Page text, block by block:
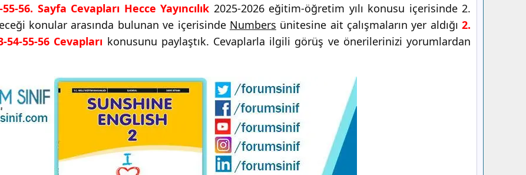
56. Sayfa Cevapları Hecce Yayıncılık 2025-2026 eğitim-öğretim yılı konusu içerisinde 2.
konular arasında bulunan ve içerisinde Numbers ünitesine ait çalışmaların yer aldığı2.
54-55-56 Cevapları konusunu paylaştık. Cevaplarla ilgili görüş ve önerilerinizi yorumlardan